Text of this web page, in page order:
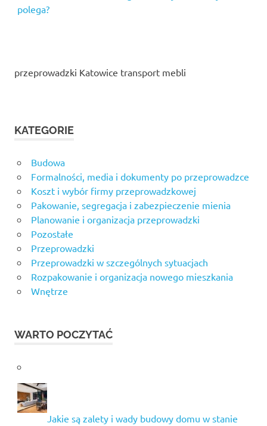
polega?
przeprowadzki Katowice transport mebli
KATEGORIE
Budowa
Formalności, media i dokumenty po przeprowadzce
Koszt i wybór firmy przeprowadzkowej
Pakowanie, segregacja i zabezpieczenie mienia
Planowanie i organizacja przeprowadzki
Pozostałe
Przeprowadzki
Przeprowadzki w szczególnych sytuacjach
Rozpakowanie i organizacja nowego mieszkania
Wnętrze
WARTO POCZYTAĆ
Jakie są zalety i wady budowy domu w stanie